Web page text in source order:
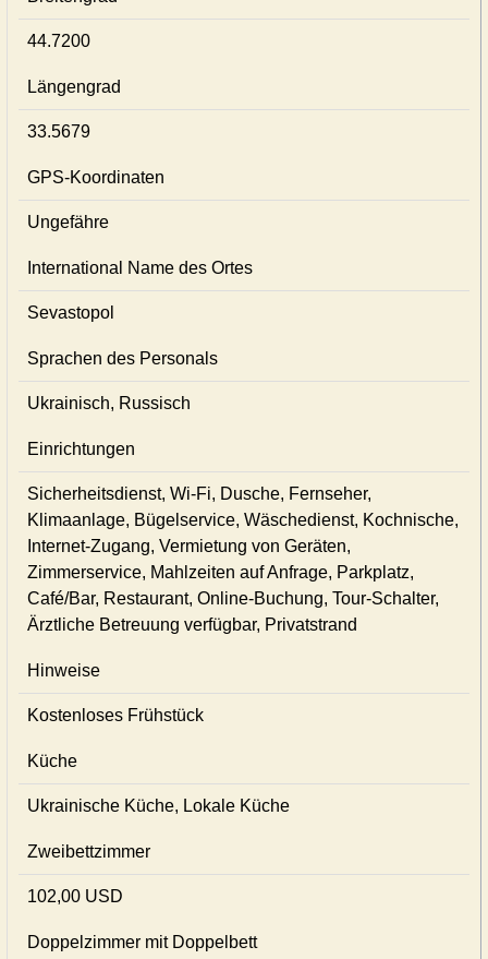
44.7200
Längengrad
33.5679
GPS-Koordinaten
Ungefähre
International Name des Ortes
Sevastopol
Sprachen des Personals
Ukrainisch, Russisch
Einrichtungen
Sicherheitsdienst, Wi-Fi, Dusche, Fernseher,
Klimaanlage, Bügelservice, Wäschedienst, Kochnische,
Internet-Zugang, Vermietung von Geräten,
Zimmerservice, Mahlzeiten auf Anfrage, Parkplatz,
Café/Bar, Restaurant, Online-Buchung, Tour-Schalter,
Ärztliche Betreuung verfügbar, Privatstrand
Hinweise
Kostenloses Frühstück
Küche
Ukrainische Küche, Lokale Küche
Zweibettzimmer
102,00 USD
Doppelzimmer mit Doppelbett